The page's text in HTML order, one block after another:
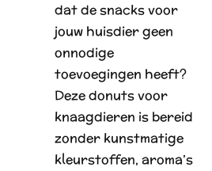
dat de snacks voor
jouw huisdier geen
onnodige
toevoegingen heeft?
Deze donuts voor
knaagdieren is bereid
zonder kunstmatige
kleurstoffen, aroma’s